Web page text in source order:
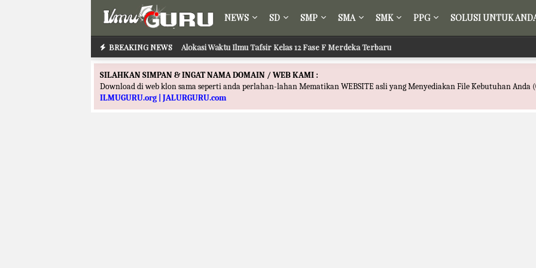
NEWS SD SMP SMA SMK PPG SOLUSI UNTUK
BREAKING NEWS Alokasi Waktu Ilmu Tafsir Kelas 12 Fase F Merdeka Terbaru
SILAHKAN SIMPAN & INGAT NAMA DOMAIN / WEB KAMI :
Download di web klon sama seperti anda perlahan-lahan Mematikan WEBSITE asli yang Menyediakan File Kebutuhan Anda
ILMUGURU.org | JALURGURU.com